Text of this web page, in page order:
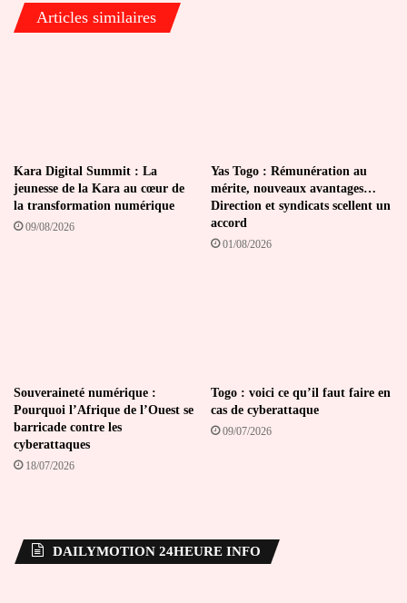
DiagneArticles similaires
Kara Digital Summit : La
jeunesse de la Kara au cœur de
la transformation numérique
09/08/2026
Yas Togo : Rémunération au
mérite, nouveaux avantages…
Direction et syndicats scellent un
accord
01/08/2026
Souveraineté numérique :
Pourquoi l’Afrique de l’Ouest se
barricade contre les
cyberattaques
18/07/2026
Togo : voici ce qu’il faut faire en
cas de cyberattaque
09/07/2026
DAILYMOTION 24HEURE INFO